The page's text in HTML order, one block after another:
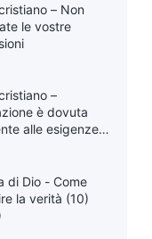
– Non
le vostre
–
è dovuta
alle esigenze
di Dio - Come
la verità (10)